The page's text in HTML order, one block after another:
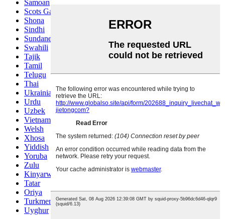
Samoan
Scots Gaelic
Shona
Sindhi
Sundanese
Swahili
Tajik
Tamil
Telugu
Thai
Ukrainian
Urdu
Uzbek
Vietnamese
Welsh
Xhosa
Yiddish
Yoruba
Zulu
Kinyarwanda
Tatar
Oriya
Turkmen
Uyghur